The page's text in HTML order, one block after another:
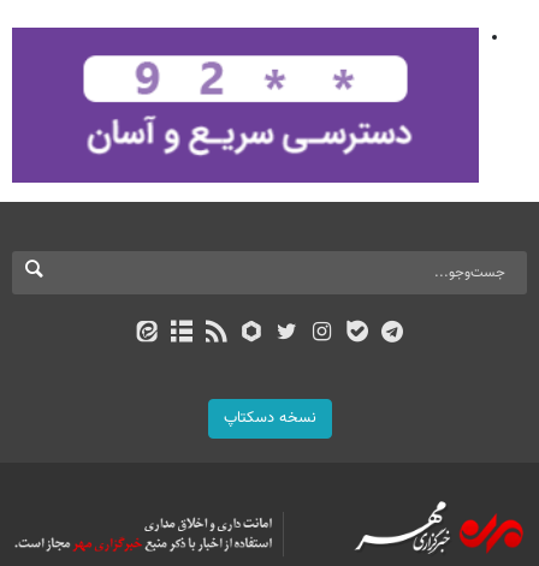
نسخه دسکتاپ